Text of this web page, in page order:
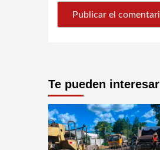
Te pueden interesar